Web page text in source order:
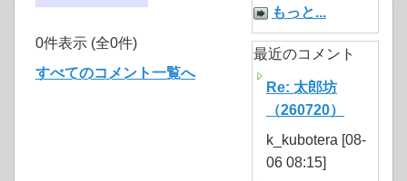
0件表示 (全0件)
すべてのコメント一覧へ
もっと...
最近のコメント
Re: 太郎坊
（260720）
k_kubotera [08-
06 08:15]